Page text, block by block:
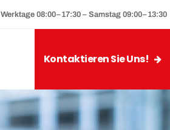
Werktage 08:00–17:30 – Samstag 09:00–13:30
Kontaktieren Sie Uns!